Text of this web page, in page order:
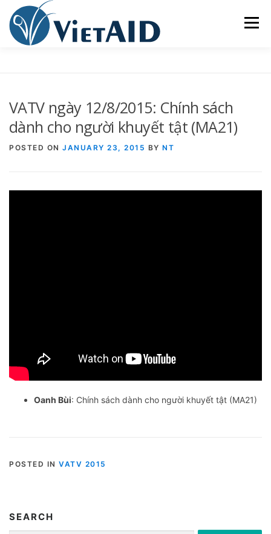
content
Menu
TRUNG TÂM CỘNG ĐỒNG SINH HOẠT
VATV ngày 12/8/2015: Chính sách
dành cho người khuyết tật (MA21)
POSTED ON JANUARY 23, 2015 BY NT
Oanh Bùi: Chính sách dành cho người khuyết tật (MA21)
POSTED IN VATV 2015
SEARCH